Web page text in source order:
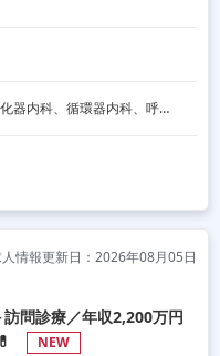
内分泌内科、一般内科、消化器内科、循環器内科、呼吸器内科、血液内科、脳神経内科、老人内科、一般外科、消化器外科、その他
情報更新日：2026年08月05日
問診療／年収2,200万円
NEW